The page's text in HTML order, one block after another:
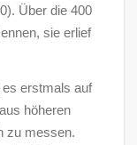
Über die 400
sie erlief
es erstmals auf
höheren
zu messen.